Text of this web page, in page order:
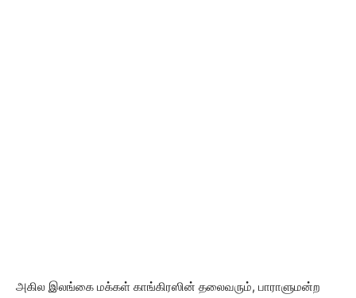
அகில இலங்கை மக்கள் காங்கிரஸின் தலைவரும், பாராளுமன்ற